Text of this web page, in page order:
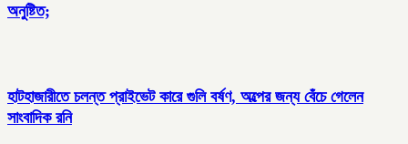
অনুষ্টিত;
হাটহাজারীতে চলন্ত প্রাইভেট কারে গুলি বর্ষণ, অল্পের জন্য বেঁচে গেলেন
সাংবাদিক রনি